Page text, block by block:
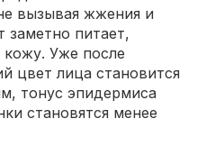
вызывая жжения и
питает,
Уже после
цвет лица становится
тонус эпидермиса
становятся менее